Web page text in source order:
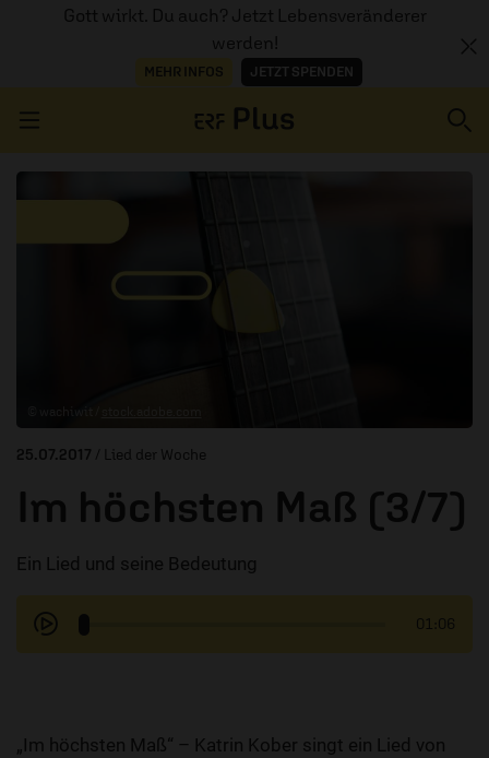
Gott wirkt. Du auch? Jetzt Lebensveränderer
werden!
MEHR INFOS JETZT SPENDEN
AUDIOTHEK
25.07.2017 / Lied der Woche
Im höchsten Maß (3/7)
Ein Lied und seine Bedeutung
01:06
„Im höchsten Maß“ – Katrin Kober singt ein Lied von